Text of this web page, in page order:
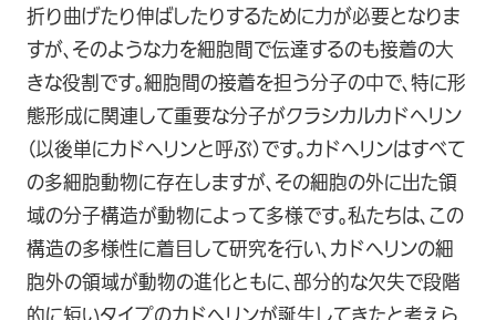
折り曲げたり伸ばしたりするために力が必要となりま
すが、そのような力を細胞間で伝達するのも接着の大
きな役割です。細胞間の接着を担う分子の中で、特に形
態形成に関連して重要な分子がクラシカルカドヘリン
（以後単にカドヘリンと呼ぶ）です。カドヘリンはすべて
の多細胞動物に存在しますが、その細胞の外に出た領
域の分子構造が動物によって多様です。私たちは、この
構造の多様性に着目して研究を行い、カドヘリンの細
胞外の領域が動物の進化ともに、部分的な欠失で段階